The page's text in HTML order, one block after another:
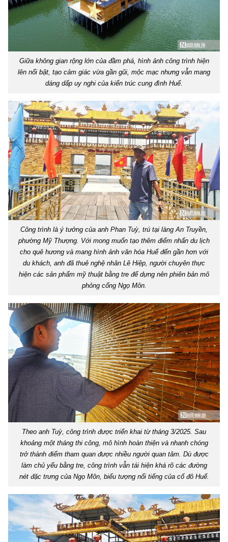
Giữa không gian rộng lớn của đầm phá, hình ảnh công trình hiện
lên nổi bật, tạo cảm giác vừa gần gũi, mộc mạc nhưng vẫn mang
dáng dấp uy nghi của kiến trúc cung đình Huế.
Công trình là ý tưởng của anh Phan Tuỳ, trú tại làng An Truyền,
phường Mỹ Thượng. Với mong muốn tạo thêm điểm nhấn du lịch
cho quê hương và mang hình ảnh văn hóa Huế đến gần hơn với
du khách, anh đã thuê nghệ nhân Lê Hiệp, người chuyên thực
hiện các sản phẩm mỹ thuật bằng tre để dựng nên phiên bản mô
phỏng cổng Ngọ Môn.
Theo anh Tuỳ, công trình được triển khai từ tháng 3/2025. Sau
khoảng một tháng thi công, mô hình hoàn thiện và nhanh chóng
trở thành điểm tham quan được nhiều người quan tâm. Dù được
làm chủ yếu bằng tre, công trình vẫn tái hiện khá rõ các đường
nét đặc trưng của Ngọ Môn, biểu tượng nổi tiếng của cố đô Huế.